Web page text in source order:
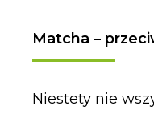
Matcha –
Niestety nie